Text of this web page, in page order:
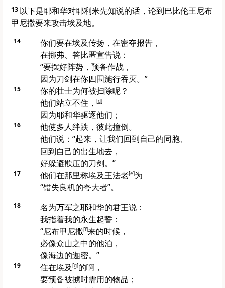
13 以下是耶和华对耶利米先知说的话，论到巴比伦王尼布
甲尼撒要来攻击埃及地。
14 你们要在埃及传扬，在密夺报告，
在挪弗、 答比匿宣告说：
“要摆好阵势，预备作战，
因为刀剑在你四围施行吞灭。”
15
你的壮士为何被扫除呢？
他们站立不住， [d]
因为耶和华驱逐他们；
16
他使多人绊跌，彼此撞倒。
他们说：“起来，让我们回到自己的同胞、
回到自己的出生地去，
好躲避欺压的刀剑。”
17 他们在那里称埃及王法老[e]为
“错失良机的夸大者”。
18
名为万军之耶和华的君王说：
我指着我的永生起誓：
“尼布甲尼撒[f]来的时候，
必像众山之中的他泊 ，
像海边的迦密。”
19 住在埃及 [g]的啊，
要预备被掳时需用的物品；